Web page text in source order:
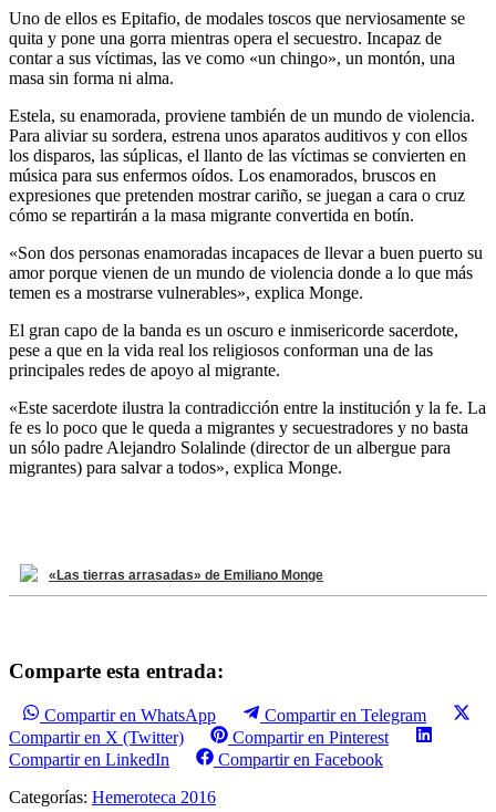
Uno de ellos es Epitafio, de modales toscos que nerviosamente se
quita y pone una gorra mientras opera el secuestro. Incapaz de
contar a sus víctimas, las ve como «un chingo», un montón, una
masa sin forma ni alma.
Estela, su enamorada, proviene también de un mundo de violencia.
Para aliviar su sordera, estrena unos aparatos auditivos y con ellos
los disparos, las súplicas, el llanto de las víctimas se convierten en
música para sus enfermos oídos. Los enamorados, bruscos en
expresiones que pretenden mostrar cariño, se juegan a cara o cruz
cómo se repartirán a la masa migrante convertida en botín.
«Son dos personas enamoradas incapaces de llevar a buen puerto su
amor porque vienen de un mundo de violencia donde a lo que más
temen es a mostrarse vulnerables», explica Monge.
El gran capo de la banda es un oscuro e inmisericorde sacerdote,
pese a que en la vida real los religiosos conforman una de las
principales redes de apoyo al migrante.
«Este sacerdote ilustra la contradicción entre la institución y la fe. La
fe es lo poco que le queda a migrantes y secuestradores y no basta
un sólo padre Alejandro Solalinde (director de un albergue para
migrantes) para salvar a todos», explica Monge.
«Las tierras arrasadas» de Emiliano Monge
Comparte esta entrada:
Compartir en WhatsApp
Compartir en Telegram
Compartir en X (Twitter)
Compartir en Pinterest
Compartir en LinkedIn
Compartir en Facebook
Categorías: Hemeroteca 2016